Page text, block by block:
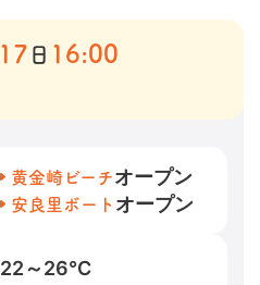
17 日 16:00
黄金崎ビーチオープン
安良里ボート オープン
22～26℃